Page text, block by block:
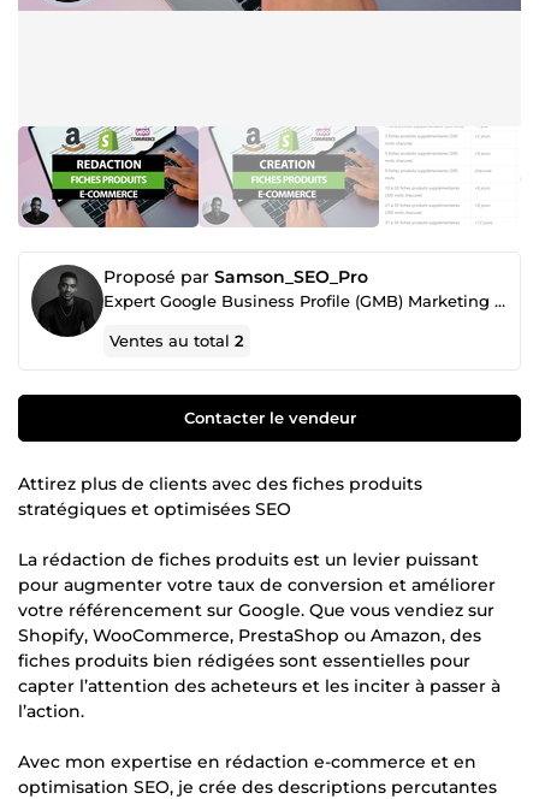
Proposé par Samson_SEO_Pro
Expert Google Business Profile (GMB) Marketing Digital Local, SEO, Prospection, Rédaction web
Ventes au total2
Contacter le vendeur
Attirez plus de clients avec des fiches produits
stratégiques et optimisées SEO
La rédaction de fiches produits est un levier puissant
pour augmenter votre taux de conversion et améliorer
votre référencement sur Google. Que vous vendiez sur
Shopify, WooCommerce, PrestaShop ou Amazon, des
fiches produits bien rédigées sont essentielles pour
capter l’attention des acheteurs et les inciter à passer à
l’action.
Avec mon expertise en rédaction e-commerce et en
optimisation SEO, je crée des descriptions percutantes